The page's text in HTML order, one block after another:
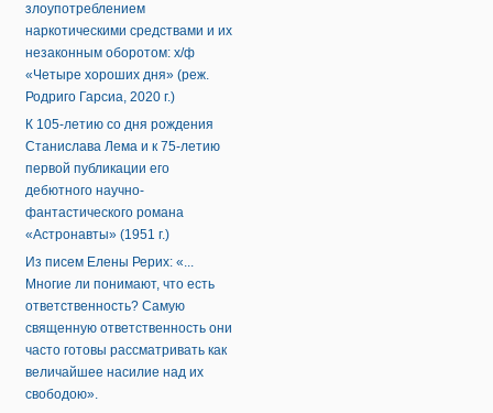
злоупотреблением
наркотическими средствами и их
незаконным оборотом: х/ф
«Четыре хороших дня» (реж.
Родриго Гарсиа, 2020 г.)
К 105-летию со дня рождения
Станислава Лема и к 75-летию
первой публикации его
дебютного научно-
фантастического романа
«Астронавты» (1951 г.)
Из писем Елены Рерих: «...
Многие ли понимают, что есть
ответственность? Самую
священную ответственность они
часто готовы рассматривать как
величайшее насилие над их
свободою».